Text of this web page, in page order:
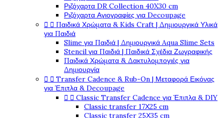
Ριζόχαρτα DR Collection 40X30 cm
Ριζόχαρτα Αγιογραφίες για Decoupage
  Παιδικά Χρώματα & Kids Craft | Δημιουργικά Υλικά
για Παιδιά
Slime για Παιδιά | Δημιουργικά Aqua Slime Sets
Stencil για Παιδιά | Παιδικά Σχέδια Ζωγραφικής
Παιδικά Χρώματα & Δακτυλομπογιές για
Δημιουργία
  Transfer Cadence & Rub-On | Μεταφορά Εικόνας
για Έπιπλα & Decoupage
  Classic Transfer Cadence για Έπιπλα & DIY
Classic transfer 17Χ25 cm
Classic transfer 25Χ35 cm